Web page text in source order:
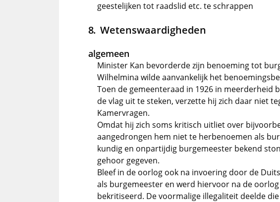
geestelijken tot raadslid etc. te schrappen
Wetenswaardigheden
algemeen
Minister Kan bevorderde zijn benoeming tot
Wilhelmina wilde aanvankelijk het
Toen de gemeenteraad in 1926 in meerderheid
de vlag uit te steken, verzette hij zich daar niet
Kamervragen.
Omdat hij zich soms kritisch uitliet over
aangedrongen hem niet te herbenoemen als
kundig en onpartijdig burgemeester bekend
gehoor gegeven.
Bleef in de oorlog ook na invoering door de
als burgemeester en werd hiervoor na de
bekritiseerd. De voormalige illegaliteit deelde